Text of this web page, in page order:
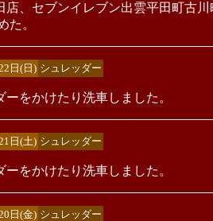
店、セブンイレブン出雲平田町古
た。
日(日) シュレッダー
ーをかけたり洗車しました。
日(土) シュレッダー
ーをかけたり洗車しました。
日(金) シュレッダー